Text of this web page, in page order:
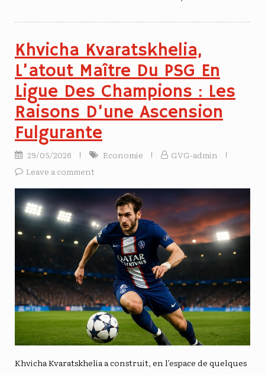
Khvicha Kvaratskhelia,
L’atout Maître Du PSG En
Ligue Des Champions : Les
Raisons D’une Ascension
Fulgurante
29/05/2026 Economie
GVG-admin
Leave a comment
Khvicha Kvaratskhelia a construit, en l’espace de quelques